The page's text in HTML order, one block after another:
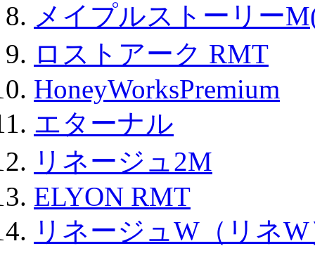
メイプルストーリー
ロストアーク RMT
HoneyWorksPremium
エターナル
リネージュ2M
ELYON RMT
リネージュW（リネ